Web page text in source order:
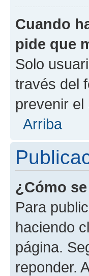
Cuando
pide que
Solo
través del
prevenir
Arriba
¿Cómo
Para
haciendo
página.
reponder.